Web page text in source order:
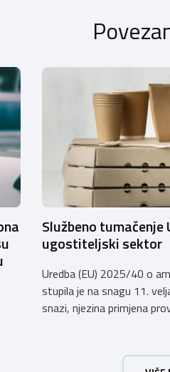
Službeno
ugostiteljski sektor
Uredba (EU) 2025/40 o
stupila je na snagu 11.
snazi, njezina primjena
tranzicije službeno